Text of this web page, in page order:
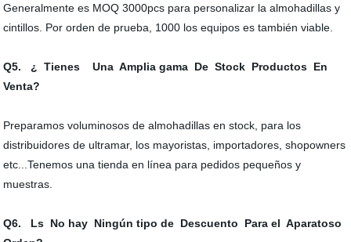
Generalmente es MOQ 3000pcs para personalizar la almohadillas y
cintillos. Por orden de prueba, 1000 los equipos es también viable.
Q5. ¿ Tienes Una Amplia gama De Stock Productos En
Venta?
Preparamos voluminosos de almohadillas en stock, para los
distribuidores de ultramar, los mayoristas, importadores, shopowners
etc...Tenemos una tienda en línea para pedidos pequeños y
muestras.
Q6. Ls No hay Ningún tipo de Descuento Para el Aparatoso